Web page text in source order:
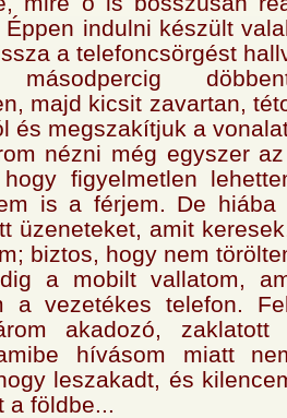
Éppen indulni készült
a telefoncsörgést
másodpercig
majd kicsit zavartan,
és megszakítjuk a
nézni még egyszer
hogy figyelmetlen
is a férjem. De hiába
üzeneteket, amit
biztos, hogy nem
a mobilt vallatom,
a vezetékes telefon.
akadozó,
hívásom miatt
leszakadt, és
a földbe...